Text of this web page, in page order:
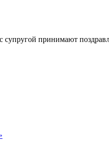
супругой принимают